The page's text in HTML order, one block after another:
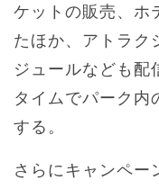
ケットの販売、ホ
たほか、アトラク
ジュールなども配
タイムでパーク内
する。
さらにキャンペー